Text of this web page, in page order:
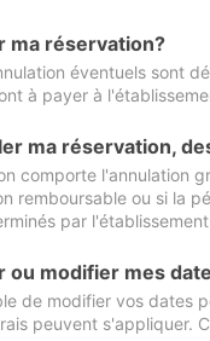
ma réservation?
éventuels sont
à payer à
ma réservation,
comporte l'annulation
remboursable ou si la
par
ou modifier mes
de modifier vos dates
peuvent s'appliquer.